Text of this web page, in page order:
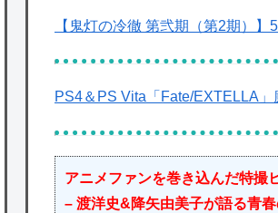
【鬼灯の冷徹 第弐期（第2期）
PS4＆PS Vita「Fate/EXTELLA
アニメファンを巻き込んだ特撮
– 渡洋史&降矢由美子が語る青